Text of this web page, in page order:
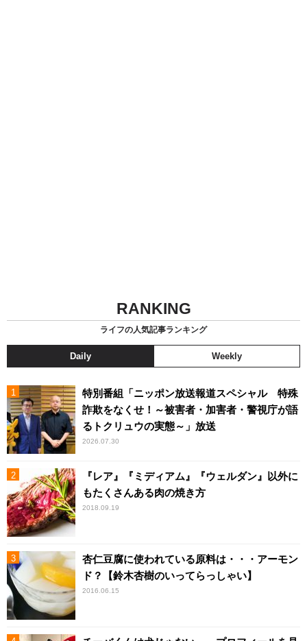
RANKING
ライフの人気記事ランキング
Daily Weekly
特別番組「ニッポン放送報道スペシャル 特殊
詐欺をなくせ！～被害者・加害者・警視庁が語
るトクリュウの実態～」放送
2026.07.30
『レア』『ミディアム』『ウェルダン』以外に
もたくさんある肉の焼き方
2018.09.19
杏仁豆腐に使われている原料は・・・アーモン
ド？【鈴木杏樹のいってらっしゃい】
2016.06.15